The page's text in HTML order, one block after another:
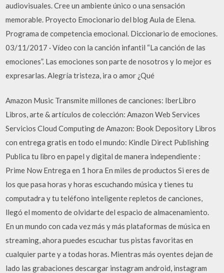
audiovisuales. Cree un ambiente único o una sensación
memorable. Proyecto Emocionario del blog Aula de Elena.
Programa de competencia emocional. Diccionario de emociones.
03/11/2017 · Vídeo con la canción infantil “La canción de las
emociones”. Las emociones son parte de nosotros y lo mejor es
expresarlas. Alegría tristeza, ira o amor ¿Qué
Amazon Music Transmite millones de canciones: IberLibro
Libros, arte & artículos de colección: Amazon Web Services
Servicios Cloud Computing de Amazon: Book Depository Libros
con entrega gratis en todo el mundo: Kindle Direct Publishing
Publica tu libro en papel y digital de manera independiente :
Prime Now Entrega en 1 hora En miles de productos Si eres de
los que pasa horas y horas escuchando música y tienes tu
computadra y tu teléfono inteligente repletos de canciones,
llegó el momento de olvidarte del espacio de almacenamiento.
En un mundo con cada vez más y más plataformas de música en
streaming, ahora puedes escuchar tus pistas favoritas en
cualquier parte y a todas horas. Mientras más oyentes dejan de
lado las grabaciones descargar instagram android, instagram